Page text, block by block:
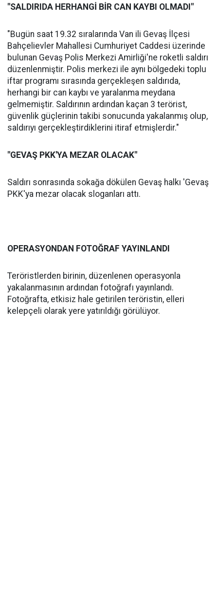
"SALDIRIDA HERHANGİ BİR CAN KAYBI OLMADI"
"Bugün saat 19.32 sıralarında Van ili Gevaş İlçesi
Bahçelievler Mahallesi Cumhuriyet Caddesi üzerinde
bulunan Gevaş Polis Merkezi Amirliği'ne roketli saldırı
düzenlenmiştir. Polis merkezi ile aynı bölgedeki toplu
iftar programı sırasında gerçekleşen saldırıda,
herhangi bir can kaybı ve yaralanma meydana
gelmemiştir. Saldırının ardından kaçan 3 terörist,
güvenlik güçlerinin takibi sonucunda yakalanmış olup,
saldırıyı gerçekleştirdiklerini itiraf etmişlerdir."
"GEVAŞ PKK'YA MEZAR OLACAK"
Saldırı sonrasında sokağa dökülen Gevaş halkı 'Gevaş
PKK'ya mezar olacak sloganları attı.
OPERASYONDAN FOTOĞRAF YAYINLANDI
Teröristlerden birinin, düzenlenen operasyonla
yakalanmasının ardından fotoğrafı yayınlandı.
Fotoğrafta, etkisiz hale getirilen teröristin, elleri
kelepçeli olarak yere yatırıldığı görülüyor.